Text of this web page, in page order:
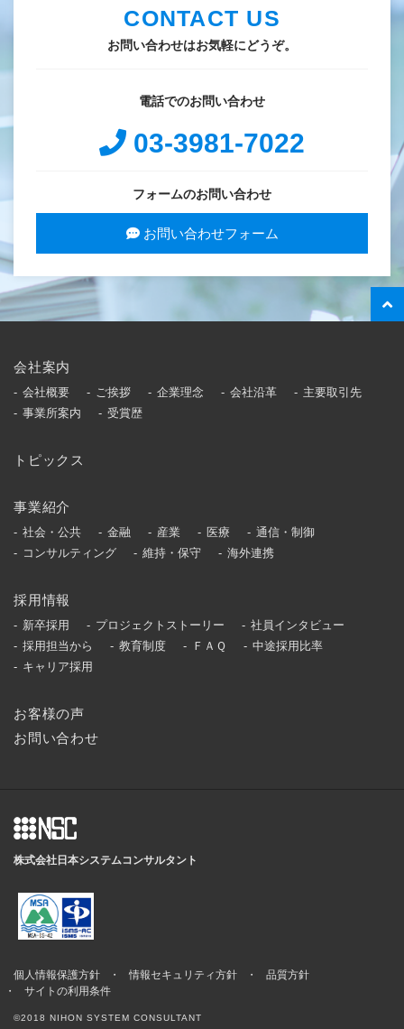
CONTACT US
お問い合わせはお気軽にどうぞ。
電話でのお問い合わせ
03-3981-7022
フォームのお問い合わせ
お問い合わせフォーム
会社案内
会社概要 ご挨拶 企業理念 会社沿革
主要取引先
事業所案内
受賞歴
トピックス
事業紹介
社会・公共 金融 産業 医療
通信・制御
コンサルティング
維持・保守 海外連携
採用情報
新卒採用 プロジェクトストーリー
社員インタビュー
採用担当から
教育制度 ＦＡＱ
中途採用比率
キャリア採用
お客様の声
お問い合わせ
株式会社日本システムコンサルタント
個人情報保護方針 情報セキュリティ方針
品質方針
サイトの利用条件
©2018 NIHON SYSTEM CONSULTANT